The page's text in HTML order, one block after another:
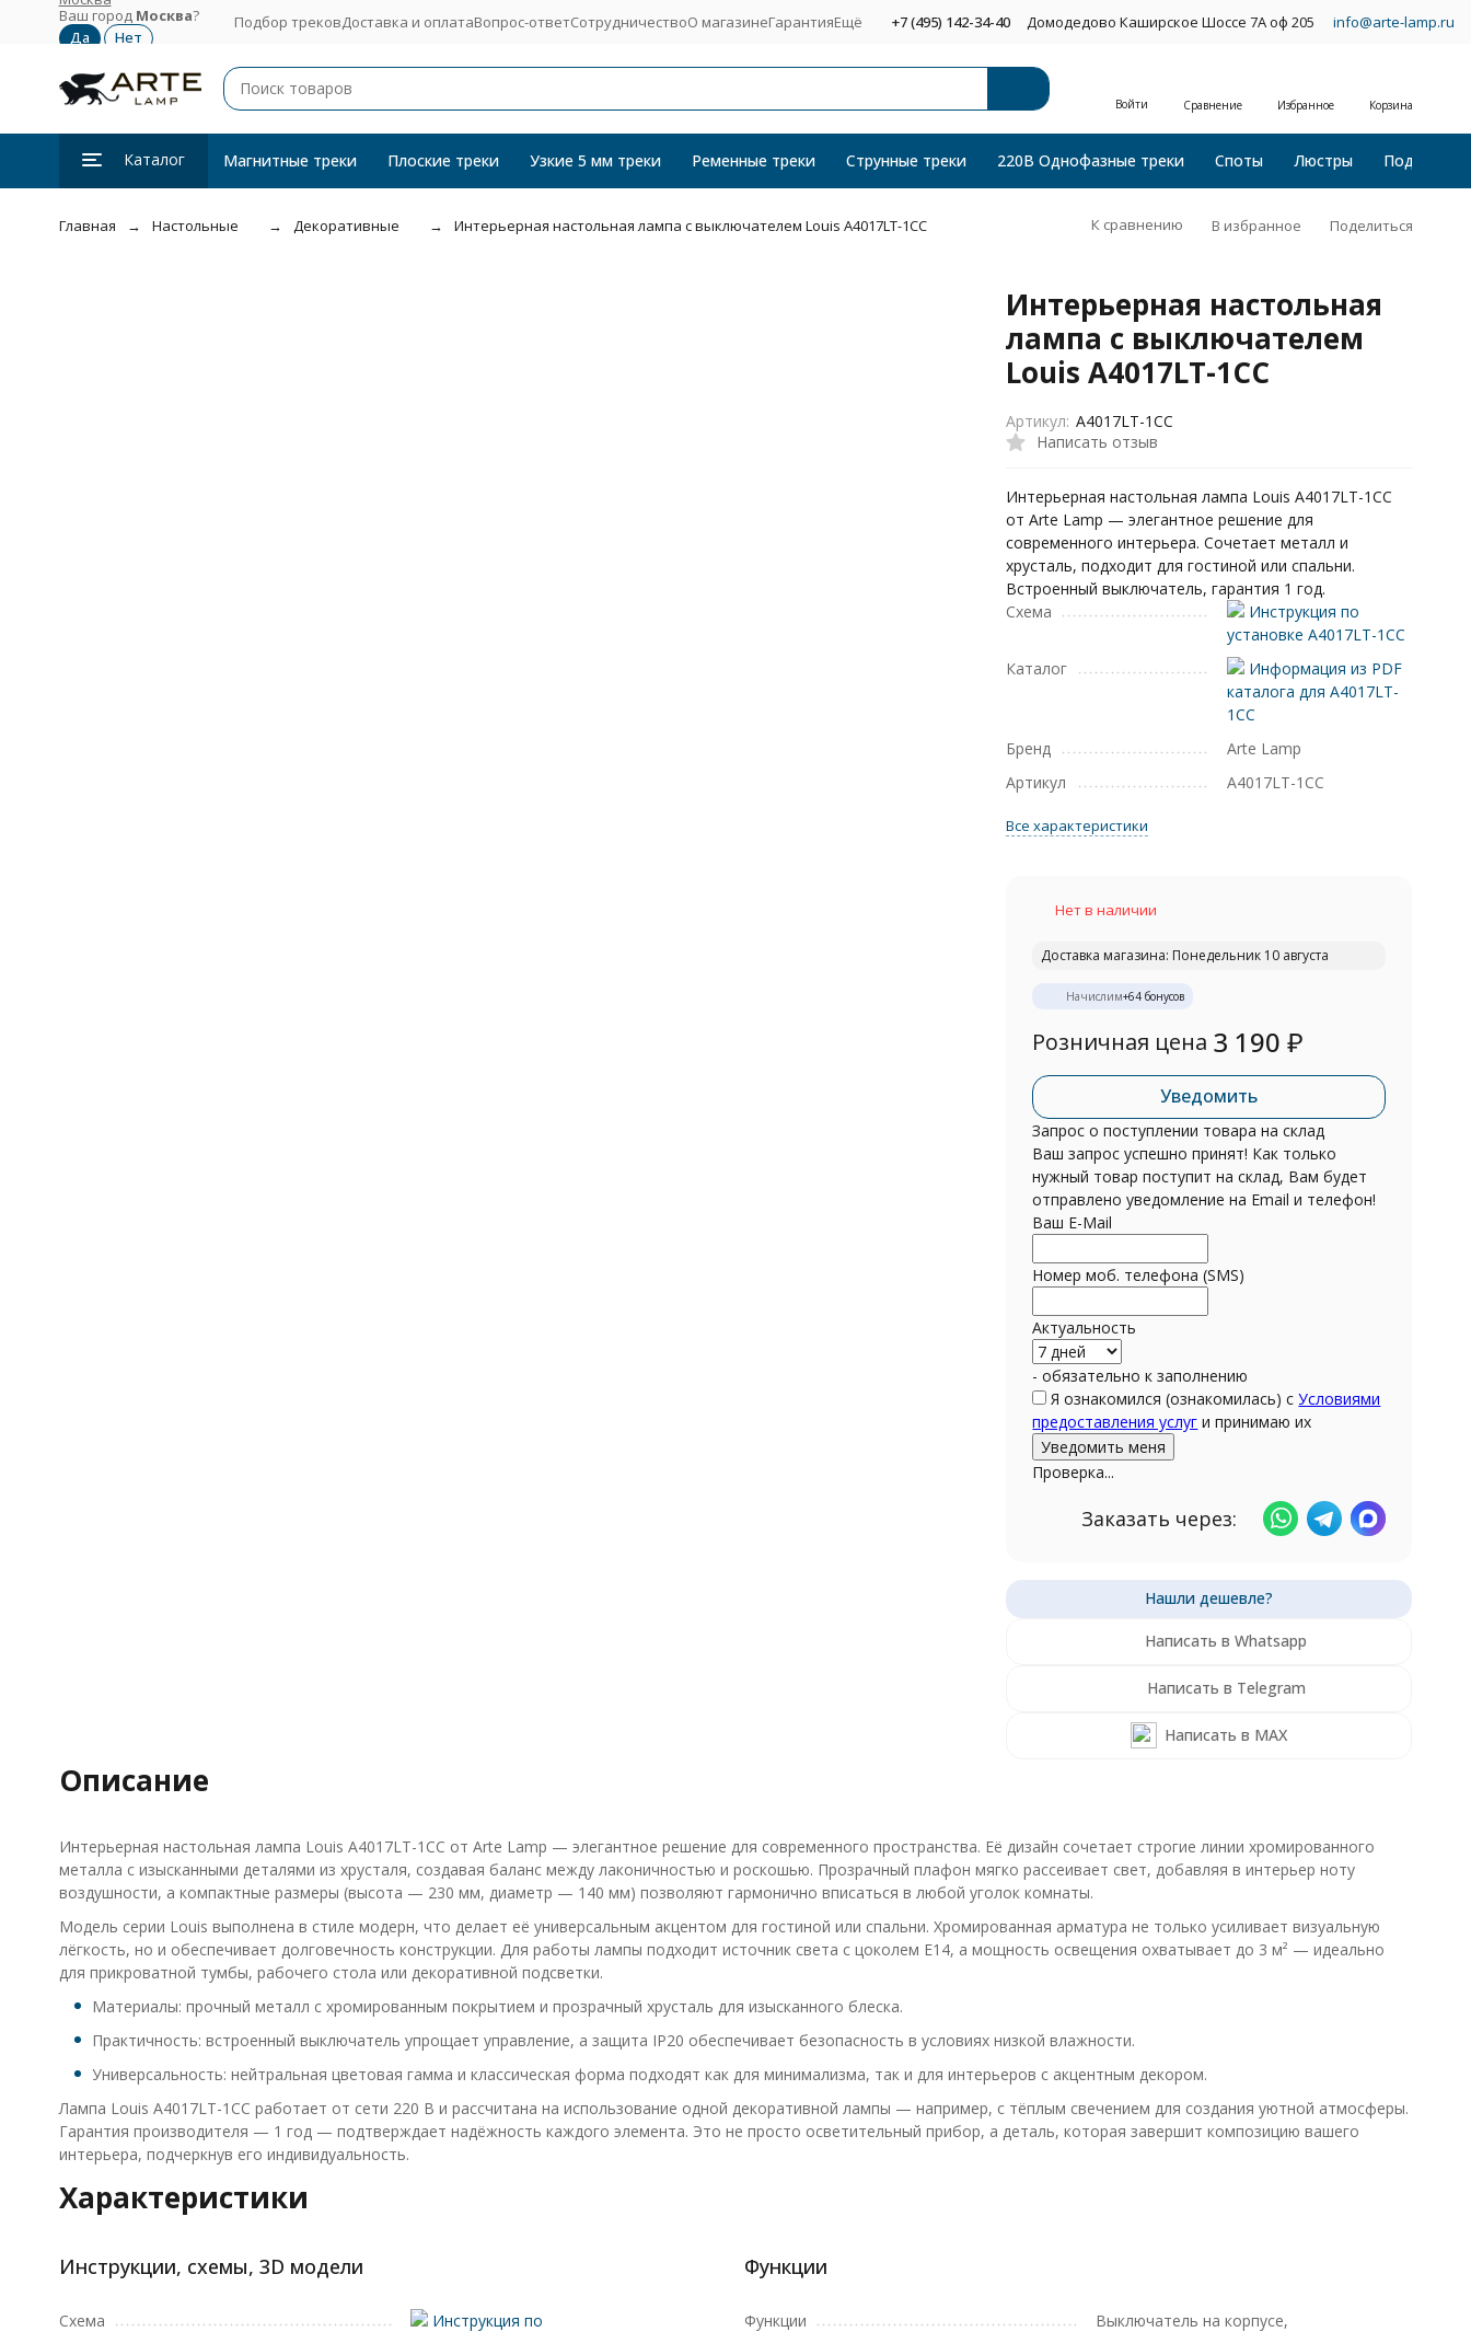
Ваш город Москва? Подбор трековДоставка и оплатаВопрос-ответСотрудничествоО магазинеГарантияЕщё +7 (495) 142-34-40 Домодедово Каширское Шоссе 7А оф 205 info@arte-lamp.ru
Войти Сравнение Избранное Корзина
Каталог Магнитные треки Плоские треки Узкие 5 мм треки Ременные треки Струнные треки 220В Однофазные треки Споты Люстры Подвесные
Главная Настольные Декоративные Интерьерная настольная лампа с выключателем Louis A4017LT-1CC К сравнению В избранное Поделиться
Интерьерная настольная
лампа с выключателем
Louis A4017LT-1CC
Написать отзыв
Артикул: A4017LT-1CC
Интерьерная настольная лампа Louis A4017LT-1CC
от Arte Lamp — элегантное решение для
современного интерьера. Сочетает металл и
хрусталь, подходит для гостиной или спальни.
Встроенный выключатель, гарантия 1 год.
Схема
Инструкция по
установке A4017LT-1CC
Каталог
Информация из PDF
каталога для A4017LT-
1CC
Бренд
Arte Lamp
Артикул
A4017LT-1CC
Все характеристики
Нет в наличии
Доставка магазина: Понедельник 10 августа
Начислим+64 бонусов
Розничная цена 3 190₽
Уведомить
Запрос о поступлении товара на склад
Ваш запрос успешно принят! Как только
нужный товар поступит на склад, Вам будет
отправлено уведомление на Email и телефон!
Ваш E-Mail
Номер моб. телефона (SMS)
Актуальность
- обязательно к заполнению
Я ознакомился (ознакомилась) сУсловиями
предоставления услуг и принимаю их
Проверка...
Заказать через:
Написать в Whatsapp
Написать в Telegram
Написать в MAX
Описание
Интерьерная настольная лампа Louis A4017LT-1CC от Arte Lamp — элегантное решение для современного пространства. Её дизайн сочетает строгие линии хромированного
металла с изысканными деталями из хрусталя, создавая баланс между лаконичностью и роскошью. Прозрачный плафон мягко рассеивает свет, добавляя в интерьер ноту
воздушности, а компактные размеры (высота — 230 мм, диаметр — 140 мм) позволяют гармонично вписаться в любой уголок комнаты.
Модель серии Louis выполнена в стиле модерн, что делает её универсальным акцентом для гостиной или спальни. Хромированная арматура не только усиливает визуальную
лёгкость, но и обеспечивает долговечность конструкции. Для работы лампы подходит источник света с цоколем E14, а мощность освещения охватывает до 3 м² — идеально
для прикроватной тумбы, рабочего стола или декоративной подсветки.
Материалы: прочный металл с хромированным покрытием и прозрачный хрусталь для изысканного блеска.
Практичность: встроенный выключатель упрощает управление, а защита IP20 обеспечивает безопасность в условиях низкой влажности.
Универсальность: нейтральная цветовая гамма и классическая форма подходят как для минимализма, так и для интерьеров с акцентным декором.
Лампа Louis A4017LT-1CC работает от сети 220 В и рассчитана на использование одной декоративной лампы — например, с тёплым свечением для создания уютной атмосферы.
Гарантия производителя — 1 год — подтверждает надёжность каждого элемента. Это не просто осветительный прибор, а деталь, которая завершит композицию вашего
интерьера, подчеркнув его индивидуальность.
Характеристики
Инструкции, схемы, 3D модели
Схема
Инструкция по
Функции
Функции
Выключатель на корпусе,